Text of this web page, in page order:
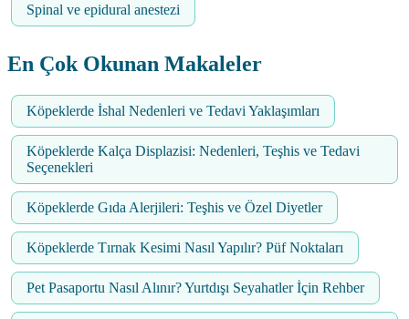
Spinal ve epidural anestezi
En Çok Okunan Makaleler
Köpeklerde İshal Nedenleri ve Tedavi Yaklaşımları
Köpeklerde Kalça Displazisi: Nedenleri, Teşhis ve Tedavi
Seçenekleri
Köpeklerde Gıda Alerjileri: Teşhis ve Özel Diyetler
Köpeklerde Tırnak Kesimi Nasıl Yapılır? Püf Noktaları
Pet Pasaportu Nasıl Alınır? Yurtdışı Seyahatler İçin Rehber